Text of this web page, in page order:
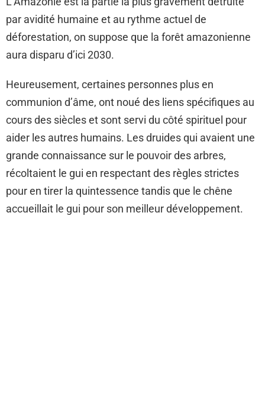
par avidité humaine et au rythme actuel de
déforestation, on suppose que la forêt amazonienne
aura disparu d’ici 2030.
Heureusement, certaines personnes plus en
communion d’âme, ont noué des liens spécifiques au
cours des siècles et sont servi du côté spirituel pour
aider les autres humains. Les druides qui avaient une
grande connaissance sur le pouvoir des arbres,
récoltaient le gui en respectant des règles strictes
pour en tirer la quintessence tandis que le chêne
accueillait le gui pour son meilleur développement.